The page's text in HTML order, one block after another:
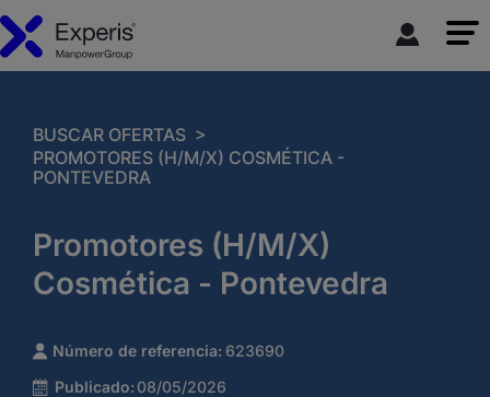
BUSCAR OFERTAS >
PROMOTORES (H/M/X) COSMÉTICA -
PONTEVEDRA
Promotores (H/M/X)
Cosmética - Pontevedra
Número de referencia: 623690
Publicado: 08/05/2026